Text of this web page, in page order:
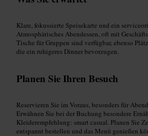
Klare, fokussierte Speisekarte und ein
Atmosphärisches Abendessen, oft mit
Tische für Gruppen sind verfügbar, ebenso
die ein ruhigeres Dinner bevorzugen.
Planen Sie Ihren Besuch
Reservieren Sie im Voraus, besonders für
Erwähnen Sie bei der Buchung besondere
Kleiderempfehlung: smart casual. Planen Sie
entspannt bestellen und das Menü genießen